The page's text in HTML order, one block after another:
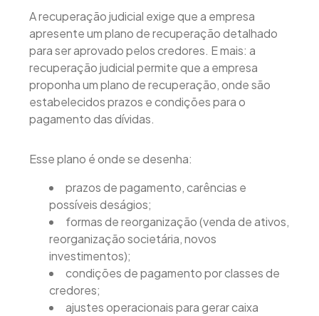
A recuperação judicial exige que a empresa
apresente um plano de recuperação detalhado
para ser aprovado pelos credores. E mais: a
recuperação judicial permite que a empresa
proponha um plano de recuperação, onde são
estabelecidos prazos e condições para o
pagamento das dívidas.
Esse plano é onde se desenha:
prazos de pagamento, carências e
possíveis deságios;
formas de reorganização (venda de ativos,
reorganização societária, novos
investimentos);
condições de pagamento por classes de
credores;
ajustes operacionais para gerar caixa